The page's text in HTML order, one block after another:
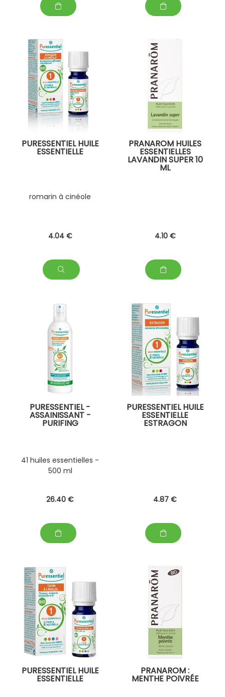
PURESSENTIEL HUILE
ESSENTIELLE
romarin à cinéole
4.04 €
PRANAROM HUILES
ESSENTIELLES
LAVANDIN SUPER 10
ML
4.10 €
PURESSENTIEL -
ASSAINISSANT -
PURIFING
41 huiles essentielles -
500 ml
26.40 €
PURESSENTIEL HUILE
ESSENTIELLE
ESTRAGON
4.87 €
PURESSENTIEL HUILE
ESSENTIELLE
PRANAROM :
MENTHE POIVRÉE